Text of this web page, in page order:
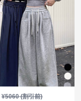
¥5060(割引前)